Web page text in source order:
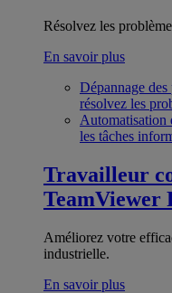
Résolvez les
En savoir plus
Dépannage
résolvez les
Automatisation
les tâches
Travailleur
TeamViewer
Améliorez votre
industrielle.
En savoir plus